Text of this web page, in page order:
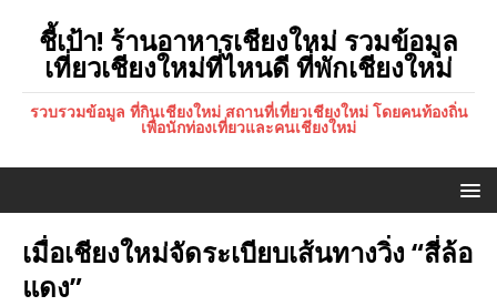
ชี้เป้า! ร้านอาหารเชียงใหม่ รวมข้อมูล
เที่ยวเชียงใหม่ที่ไหนดี ที่พักเชียงใหม่
รวบรวมข้อมูล ที่กินเชียงใหม่ สถานที่เที่ยวเชียงใหม่ โดยคนท้องถิ่น
เพื่อนักท่องเที่ยวและคนเชียงใหม่
เมื่อเชียงใหม่จัดระเบียบเส้นทางวิ่ง “สี่ล้อ
แดง”